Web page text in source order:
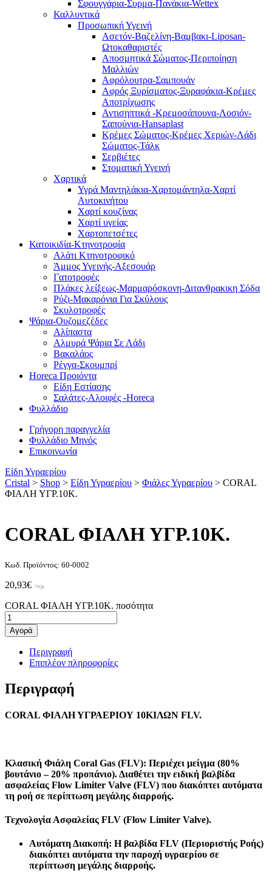
Σφουγγάρια-Συρμα-Πανάκια-Wettex
Καλλυντικά
Προσωπική Υγεινή
Ασετόν-Βαζελίνη-Βαμβακι-Liposan-
Ωτοκαθαριστές
Αποσμητικά Σώματος-Περιποίηση
Μαλλιών
Αφρόλουτρα-Σαμπουάν
Αφρός Ξυρίσματος-Ξυραφάκια-Κρέμες
Αποτρίχωσης
Αντισηπτικά -Κρεμοσάπουνα-Λοσιόν-
Σαπούνια-Hansaplast
Κρέμες Σώματος-Κρέμες Χεριών-Λάδι
Σώματος-Τάλκ
Σερβιέτες
Στοματική Υγεινή
Χαρτικά
Υγρά Μαντηλάκια-Χαρτομάντηλα-Χαρτί
Αυτοκινήτου
Χαρτί κουζίνας
Χαρτί υγείας
Χαρτοπετσέτες
Κατοικιδία-Κτηνοτροφία
Αλάτι Κτηνοτροφικό
Άμμος Υγεινής-Αξεσουάρ
Γατοτροφές
Πλάκες λείξεως-Μαρμαρόσκονη-Διτανθρακικη Σόδα
Ρύζι-Μακαρόνια Για Σκύλους
Σκυλοτροφές
Ψάρια-Ουζομεζέδες
Αλίπαστα
Αλμυρά Ψάρια Σε Λάδι
Βακαλάος
Ρέγγα-Σκουμπρί
Horeca Προιόντα
Είδη Εστίασης
Σαλάτες-Αλοιφές -Horeca
Φυλλάδιο
Γρήγορη παραγγελία
Φυλλάδιο Μηνός
Επικοινωνία
Είδη Υγραερίου
Cristal > Shop > Είδη Υγραερίου > Φιάλες Υγραερίου > CORAL
ΦΙΑΛΗ ΥΓΡ.10K.
CORAL ΦΙΑΛΗ ΥΓΡ.10K.
Κωδ. Προϊόντος: 60-0002
20,93€ /τεμ.
CORAL ΦΙΑΛΗ ΥΓΡ.10K. ποσότητα
Αγορά
Περιγραφή
Επιπλέον πληροφορίες
Περιγραφή
CORAL ΦΙΑΛΗ ΥΓΡΑΕΡΙΟΥ 10KΙΛΩΝ FLV.
Κλασική Φιάλη Coral Gas (FLV): Περιέχει μείγμα (80%
βουτάνιο – 20% προπάνιο). Διαθέτει την ειδική βαλβίδα
ασφαλείας Flow Limiter Valve (FLV) που διακόπτει αυτόματα
τη ροή σε περίπτωση μεγάλης διαρροής.
Τεχνολογία Ασφαλείας FLV (Flow Limiter Valve).
Αυτόματη Διακοπή: Η βαλβίδα FLV (Περιοριστής Ροής)
διακόπτει αυτόματα την παροχή υγραερίου σε
περίπτωση μεγάλης διαρροής.